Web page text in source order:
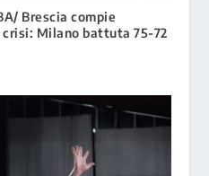
Brescia compie
crisi: Milano battuta 75-72